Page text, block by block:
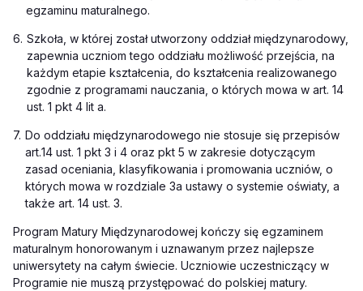
egzaminu maturalnego.
6. Szkoła, w której został utworzony oddział międzynarodowy,
zapewnia uczniom tego oddziału możliwość przejścia, na
każdym etapie kształcenia, do kształcenia realizowanego
zgodnie z programami nauczania, o których mowa w art. 14
ust. 1 pkt 4 lit a.
7. Do oddziału międzynarodowego nie stosuje się przepisów
art.14 ust. 1 pkt 3 i 4 oraz pkt 5 w zakresie dotyczącym
zasad oceniania, klasyfikowania i promowania uczniów, o
których mowa w rozdziale 3a ustawy o systemie oświaty, a
także art. 14 ust. 3.
Program Matury Międzynarodowej kończy się egzaminem
maturalnym honorowanym i uznawanym przez najlepsze
uniwersytety na całym świecie. Uczniowie uczestniczący w
Programie nie muszą przystępować do polskiej matury.